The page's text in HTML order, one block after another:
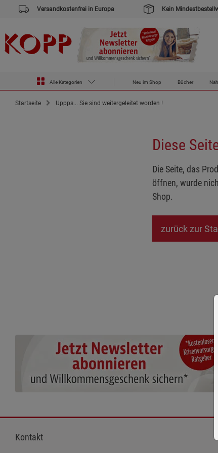
Versandkostenfrei in Europa Kein
Alle Kategorien Neu im Shop Bücher
Startseite Uppps... Sie sind weitergeleitet worden !
Diese
Die Seite, das
öffnen, wurde
Shop.
zurück zur
Kontakt